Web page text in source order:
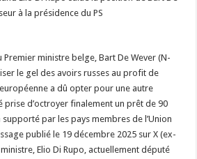
à la présidence du PS
Premier ministre belge, Bart De Wever (N-
le gel des avoirs russes au profit de
européenne a dû opter pour une autre
prise d’octroyer finalement un prêt de 90
par les pays membres de l’Union
publié le 19 décembre 2025 sur X (ex-
Elio Di Rupo, actuellement député